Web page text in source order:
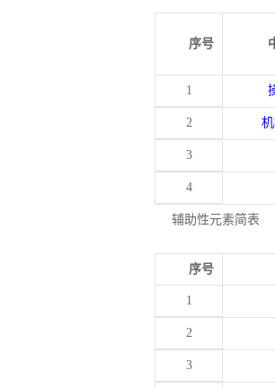
序号
1
2
3
4
辅助性元素简表
序号
1
2
3